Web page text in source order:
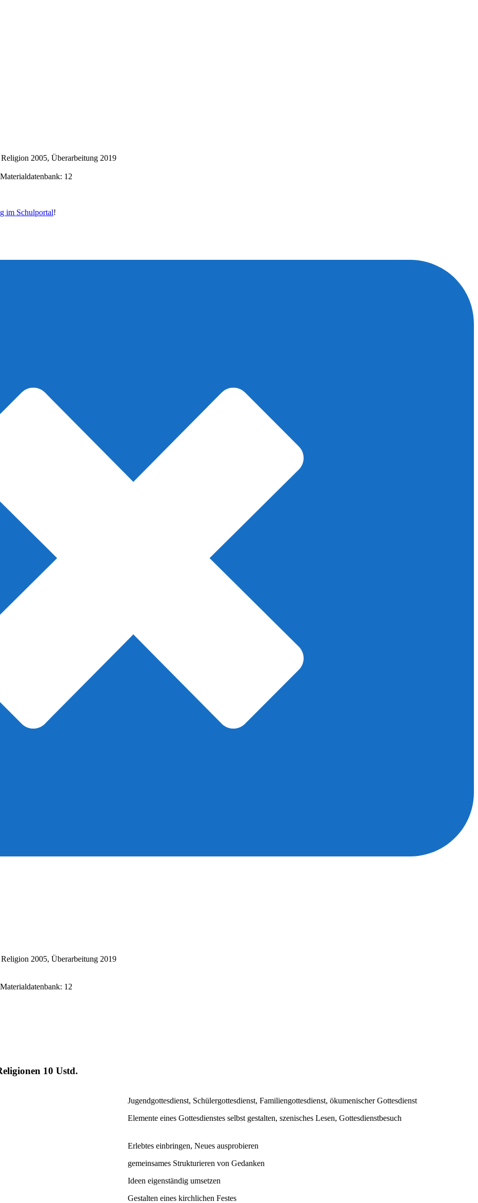
2005, Überarbeitung 2019
12
im Schulportal!
2005, Überarbeitung 2019
12
10 Ustd.
Jugendgottesdienst, Schülergottesdienst, Familiengottesdienst, ökumenischer Gottesdienst
Elemente eines Gottesdienstes selbst gestalten, szenisches Lesen, Gottesdienstbesuch
Erlebtes einbringen, Neues ausprobieren
gemeinsames Strukturieren von Gedanken
Ideen eigenständig umsetzen
Gestalten eines kirchlichen Festes